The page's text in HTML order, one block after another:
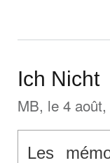
Ich Nicht
MB, le 4
Les